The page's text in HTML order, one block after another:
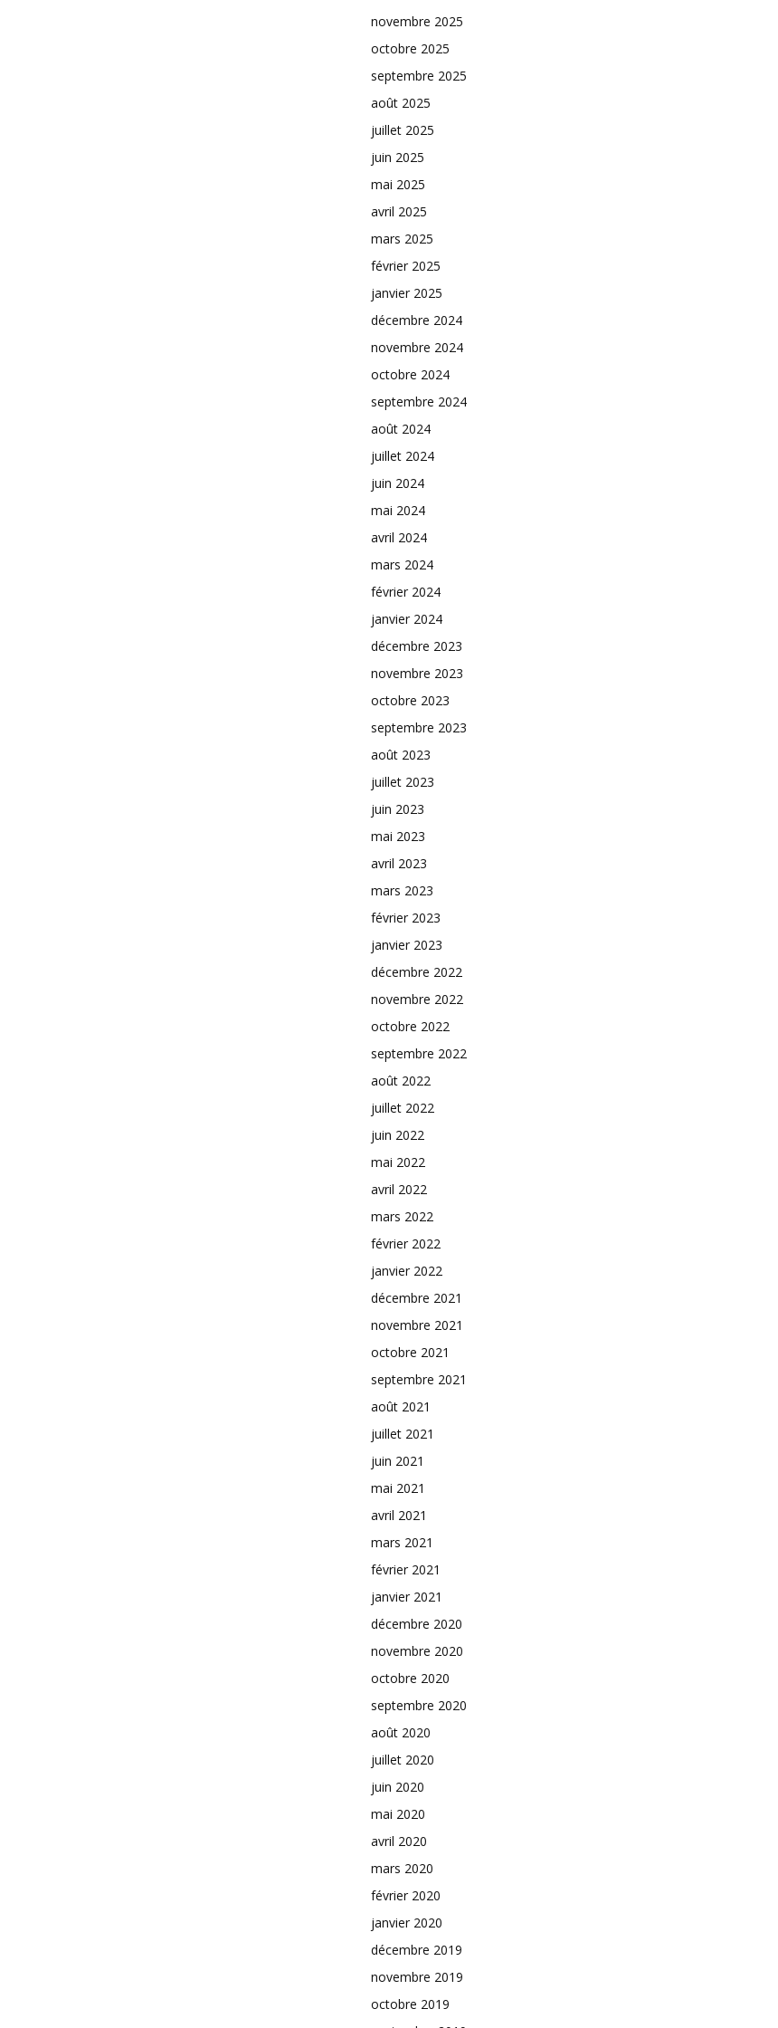
novembre 2025
octobre 2025
septembre 2025
août 2025
juillet 2025
juin 2025
mai 2025
avril 2025
mars 2025
février 2025
janvier 2025
décembre 2024
novembre 2024
octobre 2024
septembre 2024
août 2024
juillet 2024
juin 2024
mai 2024
avril 2024
mars 2024
février 2024
janvier 2024
décembre 2023
novembre 2023
octobre 2023
septembre 2023
août 2023
juillet 2023
juin 2023
mai 2023
avril 2023
mars 2023
février 2023
janvier 2023
décembre 2022
novembre 2022
octobre 2022
septembre 2022
août 2022
juillet 2022
juin 2022
mai 2022
avril 2022
mars 2022
février 2022
janvier 2022
décembre 2021
novembre 2021
octobre 2021
septembre 2021
août 2021
juillet 2021
juin 2021
mai 2021
avril 2021
mars 2021
février 2021
janvier 2021
décembre 2020
novembre 2020
octobre 2020
septembre 2020
août 2020
juillet 2020
juin 2020
mai 2020
avril 2020
mars 2020
février 2020
janvier 2020
décembre 2019
novembre 2019
octobre 2019